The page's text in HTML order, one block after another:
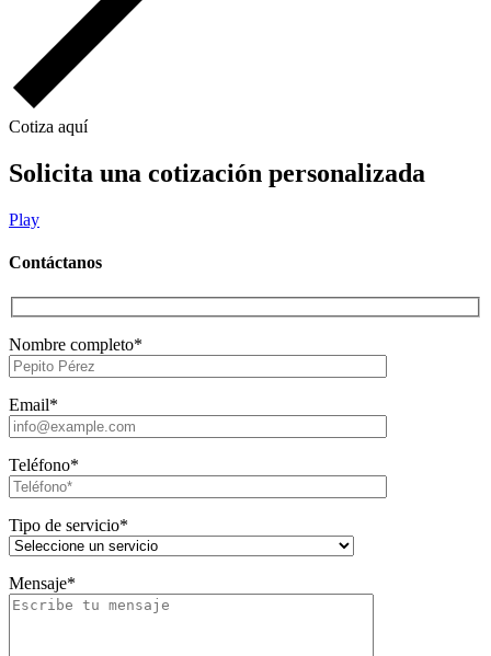
Cotiza aquí
Solicita una cotización personalizada
Play
Contáctanos
Nombre completo*
Email*
Teléfono*
Tipo de servicio*
Mensaje*